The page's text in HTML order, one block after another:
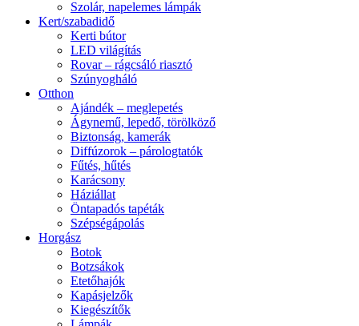
Szolár, napelemes lámpák
Kert/szabadidő
Kerti bútor
LED világítás
Rovar – rágcsáló riasztó
Szúnyogháló
Otthon
Ajándék – meglepetés
Ágynemű, lepedő, törölköző
Biztonság, kamerák
Diffúzorok – párologtatók
Fűtés, hűtés
Karácsony
Háziállat
Öntapadós tapéták
Szépségápolás
Horgász
Botok
Botzsákok
Etetőhajók
Kapásjelzők
Kiegészítők